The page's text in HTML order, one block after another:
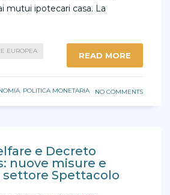
mutui ipotecari casa. La
EUROPEA READ MORE
, POLITICA MONETARIA NO COMMENTS
e Decreto
nuove misure e
settore Spettacolo